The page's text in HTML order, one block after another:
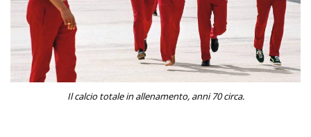
Il calcio totale in allenamento, anni 70 circa.